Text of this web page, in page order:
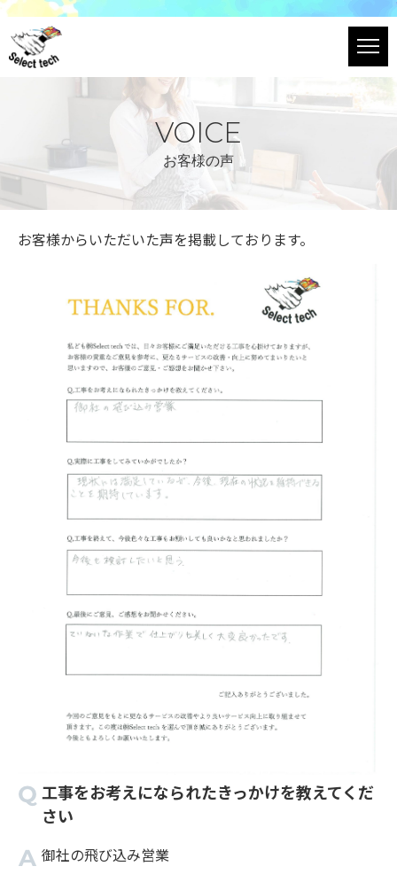
VOICE
お客様の声
お客様からいただいた声を掲載しております。
工事をお考えになられたきっかけを教えてくだ
さい
御社の飛び込み営業